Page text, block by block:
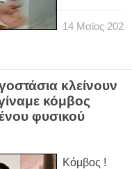
14 Μαϊος 202
κλείνουν
κόμβος
φυσικού
Κόμβος !